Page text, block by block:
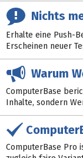
Nichts
Erhalte eine Push-
Erscheinen neuer
Warum
ComputerBase
Inhalte, sondern
ComputerBase Pro